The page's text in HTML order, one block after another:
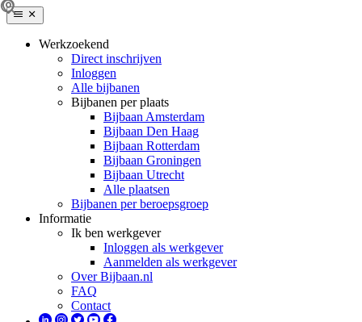
Werkzoekend
Direct inschrijven
Inloggen
Alle bijbanen
Bijbanen per plaats
Bijbaan Amsterdam
Bijbaan Den Haag
Bijbaan Rotterdam
Bijbaan Groningen
Bijbaan Utrecht
Alle plaatsen
Bijbanen per beroepsgroep
Informatie
Ik ben werkgever
Inloggen als werkgever
Aanmelden als werkgever
Over Bijbaan.nl
FAQ
Contact